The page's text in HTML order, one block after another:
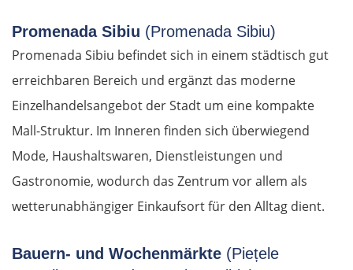
Promenada Sibiu (Promenada Sibiu)
Promenada Sibiu befindet sich in einem städtisch gut
erreichbaren Bereich und ergänzt das moderne
Einzelhandelsangebot der Stadt um eine kompakte
Mall-Struktur. Im Inneren finden sich überwiegend
Mode, Haushaltswaren, Dienstleistungen und
Gastronomie, wodurch das Zentrum vor allem als
wetterunabhängiger Einkaufsort für den Alltag dient.
Bauern- und Wochenmärkte (Piețele